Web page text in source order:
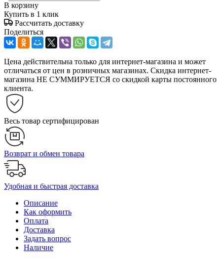
В корзину
Купить в 1 клик
Рассчитать доставку
Поделиться
Цена действительна только для интернет-магазина и может
отличаться от цен в розничных магазинах. Скидка интернет-
магазина НЕ СУММИРУЕТСЯ со скидкой карты постоянного
клиента.
Весь товар сертифицирован
Возврат и обмен товара
Удобная и быстрая доставка
Описание
Как оформить
Оплата
Доставка
Задать вопрос
Наличие